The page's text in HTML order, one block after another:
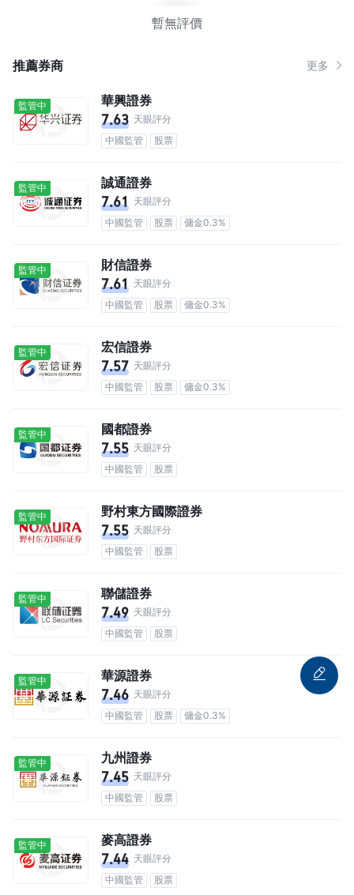
暫無評價
推薦券商 更多
監管中 華興證券
7.63 天眼評分
中國監管
股票
監管中 誠通證券
7.61 天眼評分
中國監管
股票 傭金0.3%
監管中 財信證券
7.61 天眼評分
中國監管
股票 傭金0.3%
監管中 宏信證券
7.57 天眼評分
中國監管
股票 傭金0.3%
監管中 國都證券
7.55 天眼評分
中國監管
股票
監管中 野村東方國際證券
7.55 天眼評分
中國監管
股票
監管中 聯儲證券
7.49 天眼評分
中國監管
股票
監管中 華源證券
7.46 天眼評分
中國監管
股票 傭金0.3%
監管中 九州證券
7.45 天眼評分
中國監管
股票
監管中 麥高證券
7.44 天眼評分
中國監管
股票